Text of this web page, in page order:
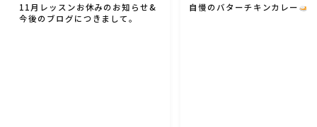
11月レッスンお休みのお知らせ&
今後のブログにつきまして。
自慢のバターチキンカレー